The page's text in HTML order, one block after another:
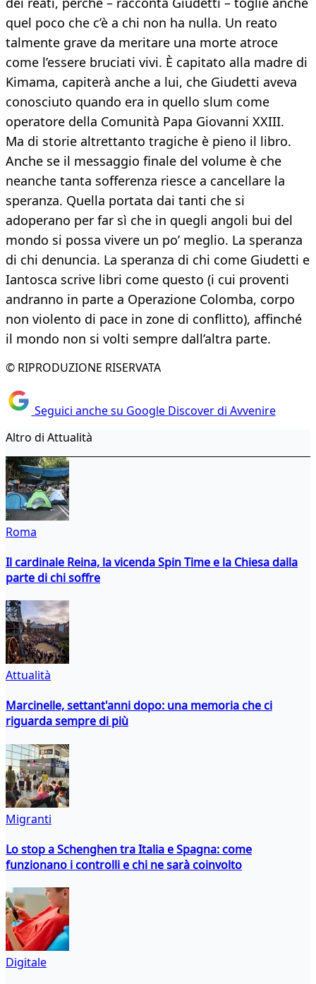
quel poco che c’è a chi non ha nulla. Un reato
talmente grave da meritare una morte atroce
come l’essere bruciati vivi. È capitato alla madre di
Kimama, capiterà anche a lui, che Giudetti aveva
conosciuto quando era in quello slum come
operatore della Comunità Papa Giovanni XXIII.
Ma di storie altrettanto tragiche è pieno il libro.
Anche se il messaggio finale del volume è che
neanche tanta sofferenza riesce a cancellare la
speranza. Quella portata dai tanti che si
adoperano per far sì che in quegli angoli bui del
mondo si possa vivere un po’ meglio. La speranza
di chi denuncia. La speranza di chi come Giudetti e
Iantosca scrive libri come questo (i cui proventi
andranno in parte a Operazione Colomba, corpo
non violento di pace in zone di conflitto), affinché
il mondo non si volti sempre dall’altra parte.
© RIPRODUZIONE RISERVATA
Seguici anche su Google Discover di Avvenire
Altro di Attualità
Roma
Il cardinale Reina, la vicenda Spin Time e la Chiesa dalla
parte di chi soffre
Attualità
Marcinelle, settant'anni dopo: una memoria che ci
riguarda sempre di più
Migranti
Lo stop a Schenghen tra Italia e Spagna: come
funzionano i controlli e chi ne sarà coinvolto
Digitale